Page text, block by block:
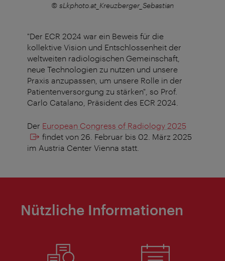
© sLkphoto.at_Kreuzberger_Sebastian
"Der ECR 2024 war ein Beweis für die
kollektive Vision und Entschlossenheit der
weltweiten radiologischen Gemeinschaft,
neue Technologien zu nutzen und unsere
Praxis anzupassen, um unsere Rolle in der
Patientenversorgung zu stärken", so Prof.
Carlo Catalano, Präsident des ECR 2024.
Der European Congress of Radiology 2025
findet von 26. Februar bis 02. März 2025
im Austria Center Vienna statt.
Nützliche Informationen